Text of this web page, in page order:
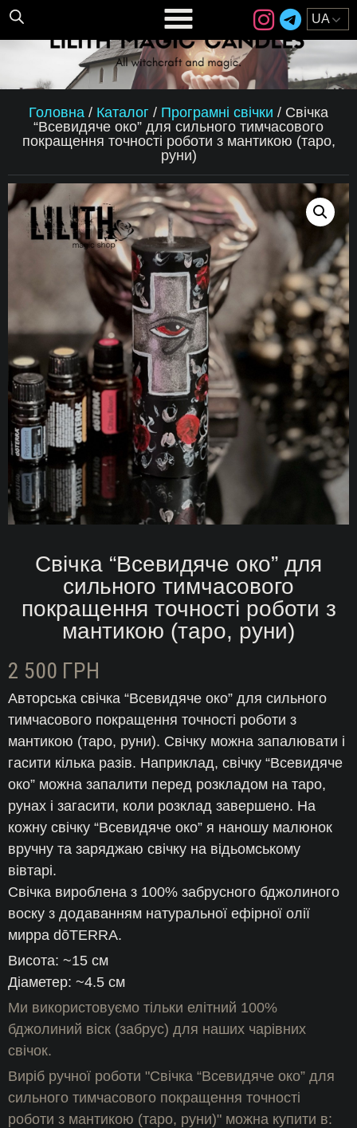
Головна / Каталог / Програмні свічки / Свічка
“Всевидяче око” для сильного тимчасового
покращення точності роботи з мантикою (таро,
руни)
Свічка “Всевидяче око” для
сильного тимчасового
покращення точності роботи з
мантикою (таро, руни)
2 500 ГРН
Авторська свічка “Всевидяче око” для сильного
тимчасового покращення точності роботи з
мантикою (таро, руни). Свічку можна запалювати і
гасити кілька разів. Наприклад, свічку “Всевидяче
око” можна запалити перед розкладом на таро,
рунах і загасити, коли розклад завершено. На
кожну свічку “Всевидяче око” я наношу малюнок
вручну та заряджаю свічку на відьомському
вівтарі.
Свічка вироблена з 100% забрусного бджолиного
воску з додаванням натуральної ефірної олії
мирра dōTERRA.
Висота: ~15 см
Діаметер: ~4.5 см
Ми використовуємо тільки елітний 100%
бджолиний віск (забрус) для наших чарівних
свічок.
Виріб ручної роботи "Свічка “Всевидяче око” для
сильного тимчасового покращення точності
роботи з мантикою (таро, руни)" можна купити в: